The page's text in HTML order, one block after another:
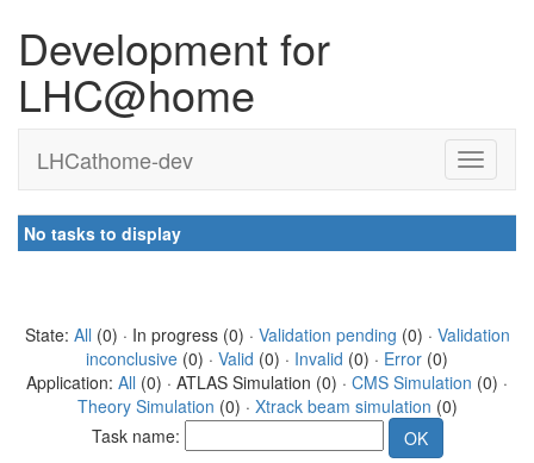
Development for
LHC@home
LHCathome-dev
No tasks to display
State: All (0) · In progress (0) · Validation pending (0) · Validation
inconclusive (0) · Valid (0) · Invalid (0) · Error (0)
Application: All (0) · ATLAS Simulation (0) · CMS Simulation (0) ·
Theory Simulation (0) · Xtrack beam simulation (0)
Task name: